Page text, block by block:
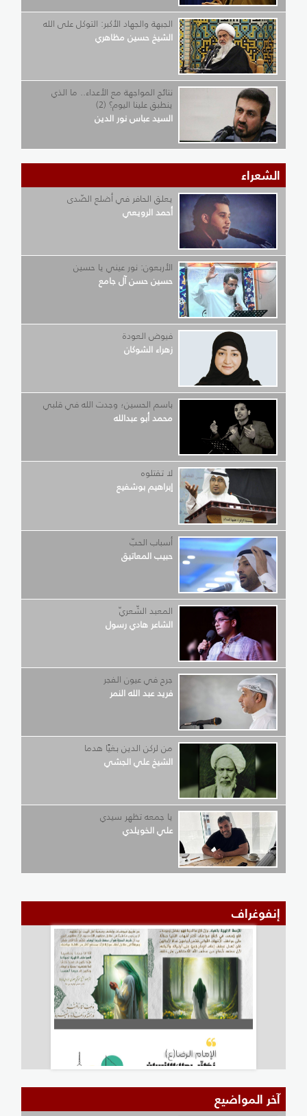
الجبهة والجهاد الأكبر: التوكل على الله
الشيخ حسين مظاهري
نتائج المواجهة مع الأعداء.. ما الذي
ينطبق علينا اليوم؟ (2)
السيد عباس نور الدين
الشعراء
يعلق الحافر في أضلع الصّدى
أحمد الرويعي
الأربعون: نور عيني يا حسين
حسين حسن آل جامع
فيوض العودة
زهراء الشوكان
باسم الحسين؛ وجدت الله في قلبي
محمد أبو عبدالله
لا تقتلوه
إبراهيم بوشفيع
أسباب الحبّ
حبيب المعاتيق
المعبد الشّعريّ
الشاعر هادي رسول
جرح في عيون الفجر
فريد عبد الله النمر
من لركن الدين بغيًا هدما
الشيخ علي الجشي
يا جمعه تظهر سيدي
علي الخويلدي
إنفوغراف
آخر المواضيع